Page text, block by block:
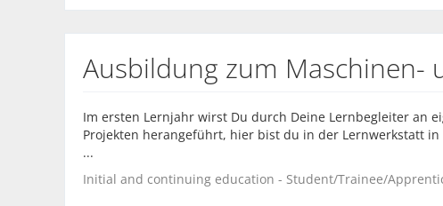
Ausbildung zum Maschinen-
Im ersten Lernjahr wirst Du durch Deine Lernbegleiter an
Projekten herangeführt, hier bist du in der Lernwerkstatt
...
Initial and continuing education - Student/Trainee/